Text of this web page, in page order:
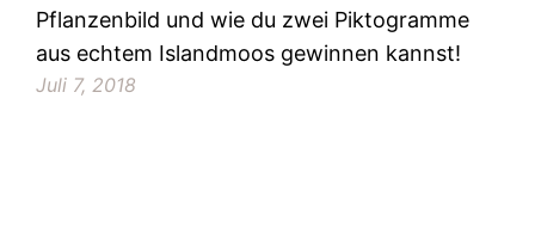
Pflanzenbild und wie du zwei Piktogramme
aus echtem Islandmoos gewinnen kannst!
Juli 7, 2018